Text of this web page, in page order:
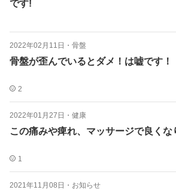
です!
2022年02月11日 ・ 骨盤
骨盤が歪んでいるとダメ！は嘘です！
2
2022年01月27日 ・ 健康
この痛みや痺れ、マッサージで良くな
1
2021年11月08日 ・ お知らせ